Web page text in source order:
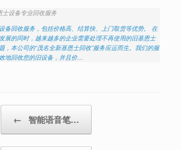
士设备专业回收服务
备回收服务，包括价格高、结算快、上门取货等优势。 在
展的同时，越来越多的企业需要处理不再使用的旧基恩士
，本公司的“茂名全新基恩士回收”服务应运而生。我们的服
地回收您的旧设备，并且价…
← 智能语音笔…